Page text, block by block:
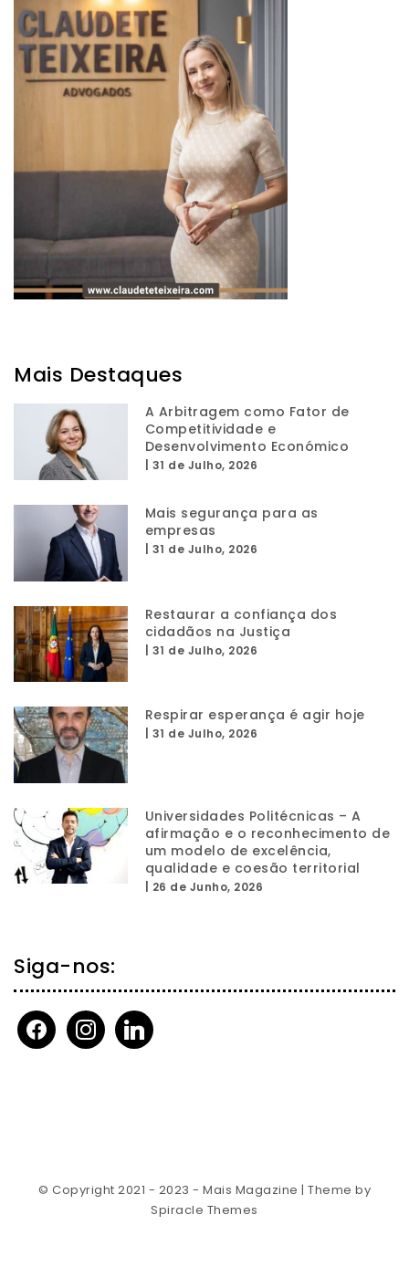
Mais Destaques
A Arbitragem como Fator de
Competitividade e
Desenvolvimento Económico
31 de Julho, 2026
Mais segurança para as
empresas
31 de Julho, 2026
Restaurar a confiança dos
cidadãos na Justiça
31 de Julho, 2026
Respirar esperança é agir hoje
31 de Julho, 2026
Universidades Politécnicas – A
afirmação e o reconhecimento de
um modelo de excelência,
qualidade e coesão territorial
26 de Junho, 2026
Siga-nos:
facebookinstagramlinkedin
© Copyright 2021 - 2023 - Mais Magazine | Theme by
Spiracle Themes